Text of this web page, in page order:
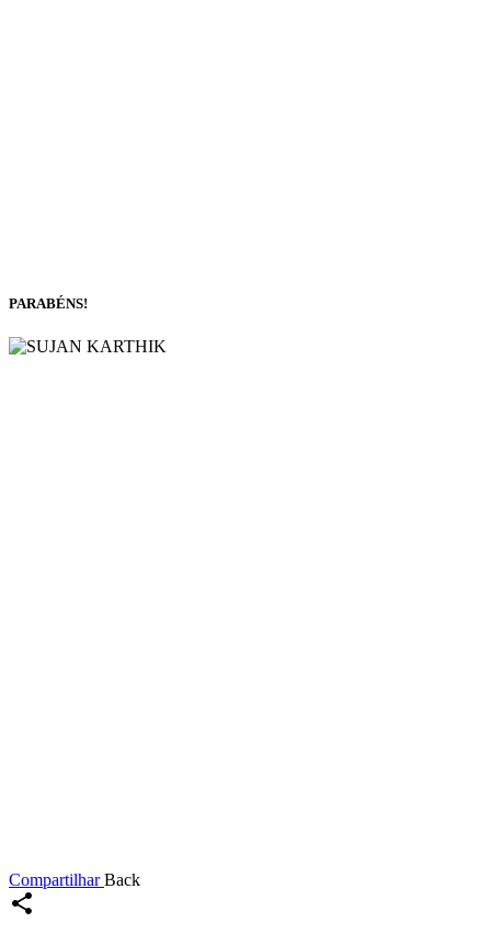
PARABÉNS!
CompartilharBack
share